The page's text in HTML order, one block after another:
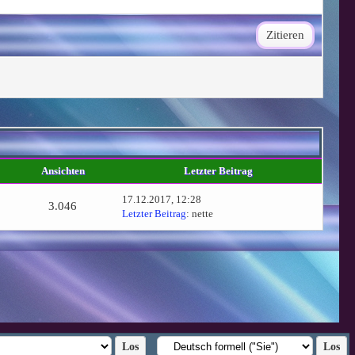
Zitieren
Ansichten Letzter Beitrag
3.046
17.12.2017, 12:28
Letzter Beitrag: nette